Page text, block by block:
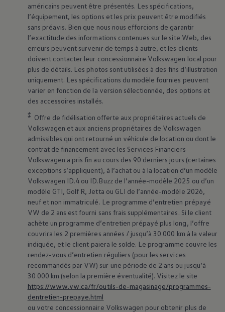
américains peuvent être présentés. Les spécifications,
l’équipement, les options et les prix peuvent être modifiés
sans préavis. Bien que nous nous efforcions de garantir
l’exactitude des informations contenues sur le site Web, des
erreurs peuvent survenir de temps à autre, et les clients
doivent contacter leur concessionnaire Volkswagen local pour
plus de détails. Les photos sont utilisées à des fins d’illustration
uniquement. Les spécifications du modèle fournies peuvent
varier en fonction de la version sélectionnée, des options et
des accessoires installés.
⁑ Offre de fidélisation offerte aux propriétaires actuels de
Volkswagen et aux anciens propriétaires de Volkswagen
admissibles qui ont retourné un véhicule de location ou dont le
contrat de financement avec les Services Financiers
Volkswagen a pris fin au cours des 90 derniers jours (certaines
exceptions s’appliquent), à l’achat ou à la location d’un modèle
Volkswagen ID.4 ou ID.Buzz de l’année-modèle 2025 ou d’un
modèle GTI, Golf R, Jetta ou GLI de l’année-modèle 2026,
neuf et non immatriculé. Le programme d’entretien prépayé
VW de 2 ans est fourni sans frais supplémentaires. Si le client
achète un programme d’entretien prépayé plus long, l’offre
couvrira les 2 premières années / jusqu’à 30 000 km à la valeur
indiquée, et le client paiera le solde. Le programme couvre les
rendez-vous d’entretien réguliers (pour les services
recommandés par VW) sur une période de 2 ans ou jusqu’à
30 000 km (selon la première éventualité). Visitez le site
https://www.vw.ca/fr/outils-de-magasinage/programmes-
dentretien-prepaye.html
ou votre concessionnaire Volkswagen pour obtenir plus de